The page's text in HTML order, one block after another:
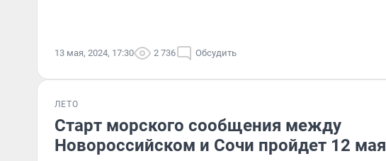
13 мая, 2024, 17:30 2 736 Обсудить
ЛЕТО
Старт морского сообщения между
Новороссийском и Сочи пройдет 12 мая